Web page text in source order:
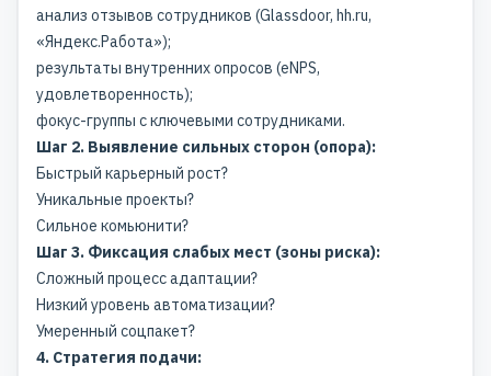
анализ отзывов сотрудников (Glassdoor, hh.ru,
«Яндекс.Работа»);
результаты внутренних опросов (eNPS,
удовлетворенность);
фокус-группы с ключевыми сотрудниками.
Шаг 2. Выявление сильных сторон (опора):
Быстрый карьерный рост?
Уникальные проекты?
Сильное комьюнити?
Шаг 3. Фиксация слабых мест (зоны риска):
Сложный процесс адаптации?
Низкий уровень автоматизации?
Умеренный соцпакет?
4. Стратегия подачи: